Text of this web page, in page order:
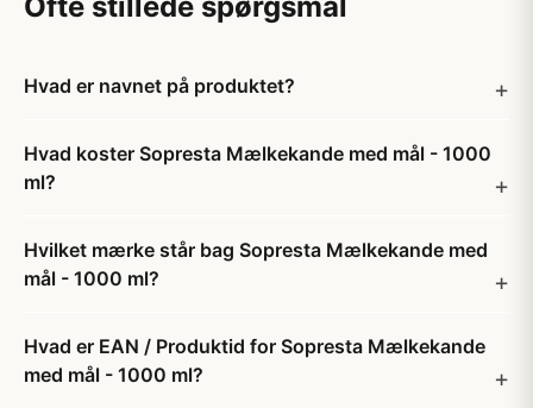
Hvad er navnet på produktet?
Hvad koster Sopresta Mælkekande med mål - 1000
ml?
Hvilket mærke står bag Sopresta Mælkekande med
mål - 1000 ml?
Hvad er EAN / Produktid for Sopresta Mælkekande
med mål - 1000 ml?